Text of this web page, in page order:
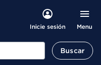
Inicie sesión Menu
Buscar